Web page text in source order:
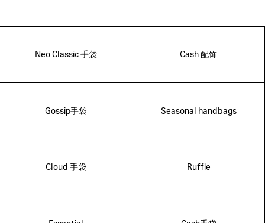
Neo Classic 手袋 Cash 配饰
Gossip手袋 Seasonal handbags
Cloud 手袋 Ruffle